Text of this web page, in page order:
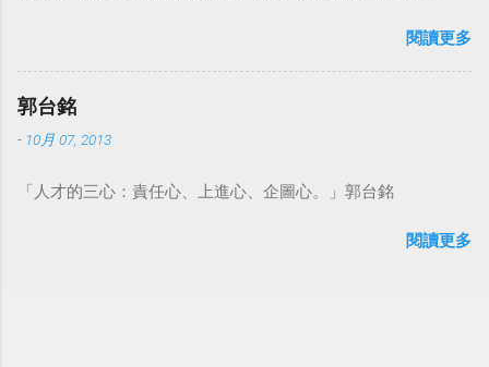
點看事情，就不會覺得活著是一件沉重的事。#超譯尼采 — 中
華名言 - Chinese Quotes (@chinese_quotes) May 23, 2023
閱讀更多
郭台銘
- 10月 07, 2013
「人才的三心：責任心、上進心、企圖心。」郭台銘
閱讀更多